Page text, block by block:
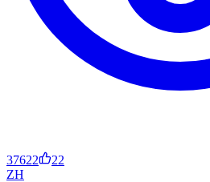
37622
22
ZH